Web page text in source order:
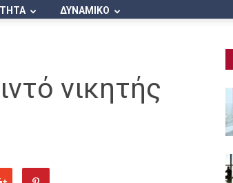
ΔΥΝΑΜΙΚΟ
νικητής